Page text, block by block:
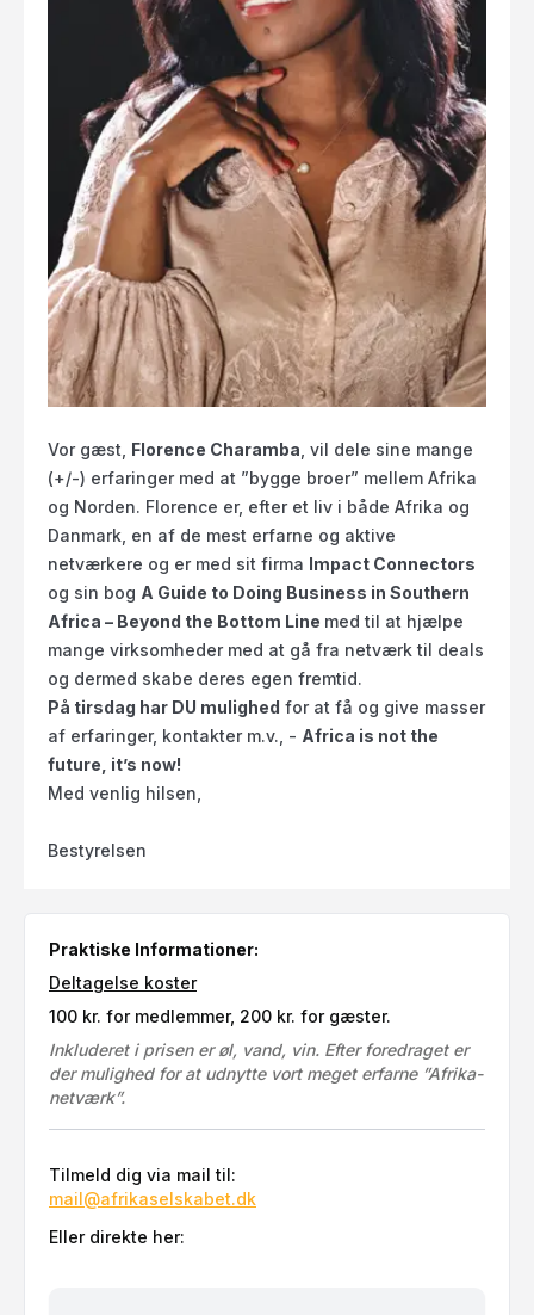
Praktiske Informationer:
Deltagelse koster
100 kr. for medlemmer, 200 kr. for gæster.
Inkluderet i prisen er øl, vand, vin. Efter foredraget er
der mulighed for at udnytte vort meget erfarne ”Afrika-
netværk”.
Tilmeld dig via mail til:
mail@afrikaselskabet.dk
Eller direkte her:
Vor gæst, Florence Charamba, vil dele sine mange
(+/-) erfaringer med at ”bygge broer” mellem Afrika
og Norden. Florence er, efter et liv i både Afrika og
Danmark, en af de mest erfarne og aktive
netværkere og er med sit firma Impact Connectors
og sin bog A Guide to Doing Business in Southern
Africa – Beyond the Bottom Line med til at hjælpe
mange virksomheder med at gå fra netværk til deals
og dermed skabe deres egen fremtid.
På tirsdag har DU mulighed for at få og give masser
af erfaringer, kontakter m.v., - Africa is not the
future, it’s now!
Med venlig hilsen,
Bestyrelsen